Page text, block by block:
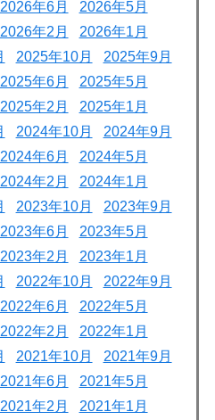
2026年6月
2026年5月
2026年2月
2026年1月
2025年10月
2025年9月
2025年6月
2025年5月
2025年2月
2025年1月
2024年10月
2024年9月
2024年6月
2024年5月
2024年2月
2024年1月
2023年10月
2023年9月
2023年6月
2023年5月
2023年2月
2023年1月
2022年10月
2022年9月
2022年6月
2022年5月
2022年2月
2022年1月
2021年10月
2021年9月
2021年6月
2021年5月
2021年2月
2021年1月